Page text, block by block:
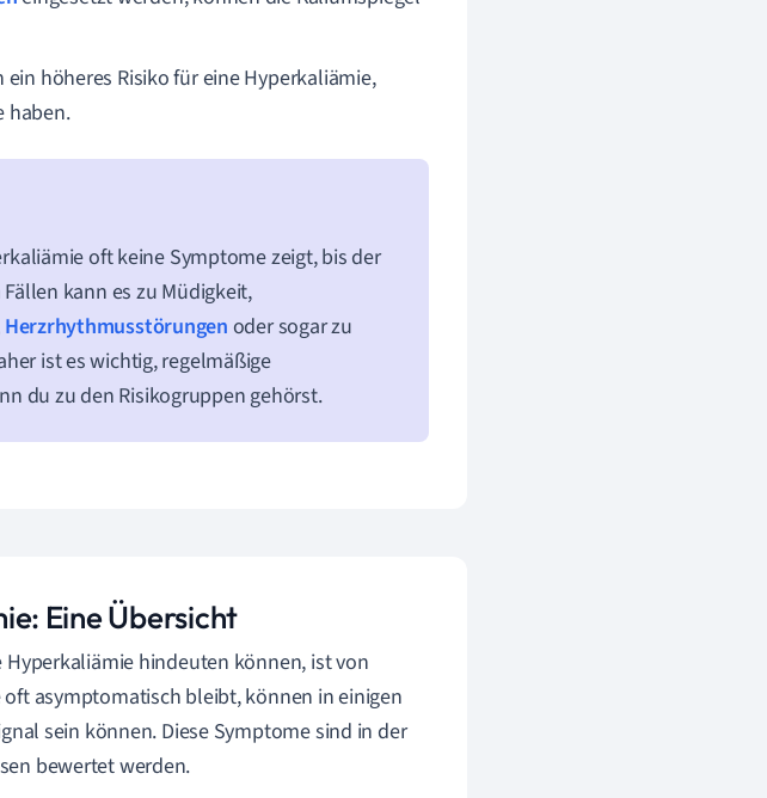
höheres Risiko für eine Hyperkaliämie,
haben.
oft keine Symptome zeigt, bis der
kann es zu Müdigkeit,
Herzrhythmusstörungen oder sogar zu
ist es wichtig, regelmäßige
du zu den Risikogruppen gehörst.
Eine Übersicht
hindeuten können, ist von
asymptomatisch bleibt, können in einigen
sein können. Diese Symptome sind in der
bewertet werden.